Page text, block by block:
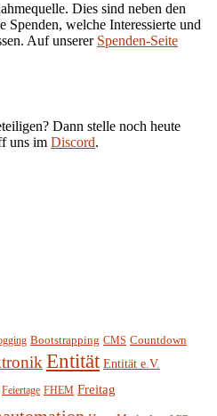
Dies sind neben den
welche Interessierte und
Auf unserer Spenden-Seite
Dann stelle noch heute
uns im Discord.
Bootstrapping CMS Countdown
Entität Entität e.V.
Feiertage FHEM Freitag